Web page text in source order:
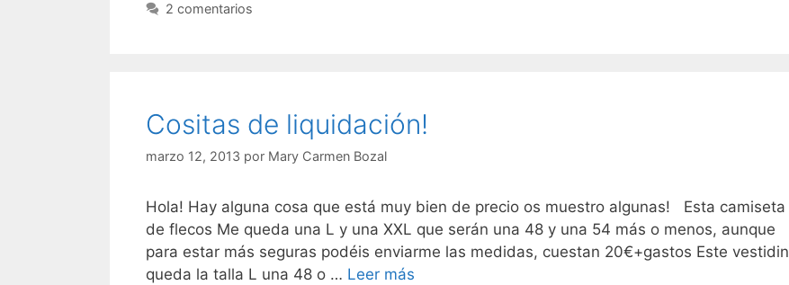
2 comentarios
Cositas de liquidación!
marzo 12, 2013 por Mary Carmen Bozal
Hola! Hay alguna cosa que está muy bien de precio os muestro algunas! Esta camiseta
de flecos Me queda una L y una XXL que serán una 48 y una 54 más o menos, aunque
para estar más seguras podéis enviarme las medidas, cuestan 20€+gastos Este vestidin
queda la talla L una 48 o … Leer más